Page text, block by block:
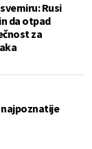
Rusi
da otpad
za
najpoznatije